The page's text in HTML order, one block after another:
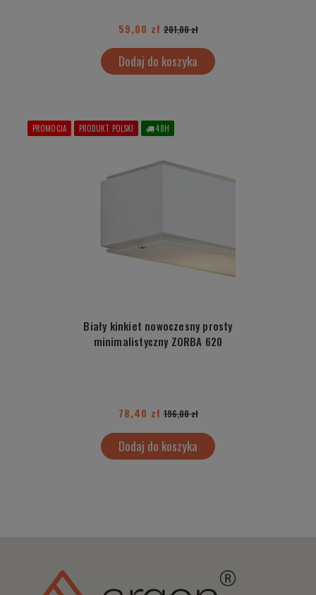
59,00 zł 201,00 zł
Dodaj do koszyka
Biały kinkiet nowoczesny prosty
minimalistyczny ZORBA 620
78,40 zł 196,00 zł
Dodaj do koszyka
PROMOCJA PRODUKT POLSKI 48H